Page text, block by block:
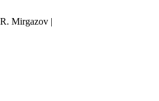
Mirgazov |